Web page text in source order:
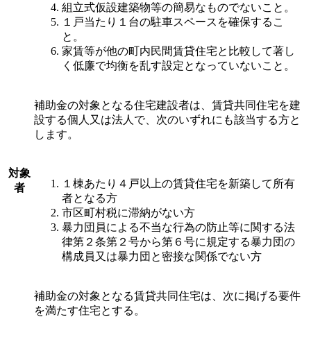
組立式仮設建築物等の簡易なものでないこと。
１戸当たり１台の駐車スペースを確保するこ
と。
家賃等が他の町内民間賃貸住宅と比較して著し
く低廉で均衡を乱す設定となっていないこと。
対象
者
補助金の対象となる住宅建設者は、賃貸共同住宅を建
設する個人又は法人で、次のいずれにも該当する方と
します。
１棟あたり４戸以上の賃貸住宅を新築して所有
者となる方
市区町村税に滞納がない方
暴力団員による不当な行為の防止等に関する法
律第２条第２号から第６号に規定する暴力団の
構成員又は暴力団と密接な関係でない方
補助金の対象となる賃貸共同住宅は、次に掲げる要件
を満たす住宅とする。